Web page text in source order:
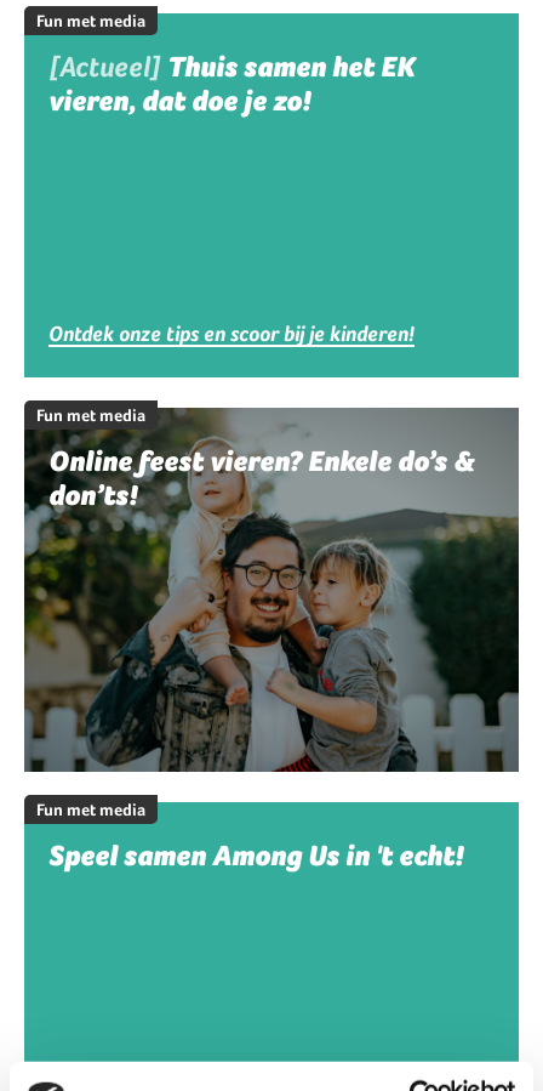
Fun met media
[Actueel] Thuis samen het EK
vieren, dat doe je zo!
Ontdek onze tips en scoor bij je kinderen!
Fun met media
Online feest vieren? Enkele do’s &
don’ts!
Fun met media
Speel samen Among Us in 't echt!